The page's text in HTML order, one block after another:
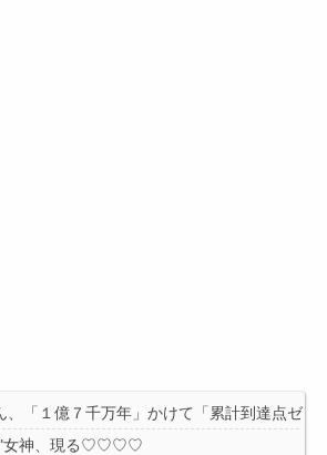
、「１億７千万年」かけて「累計到達点ゼ
"女神、現る♡♡♡♡